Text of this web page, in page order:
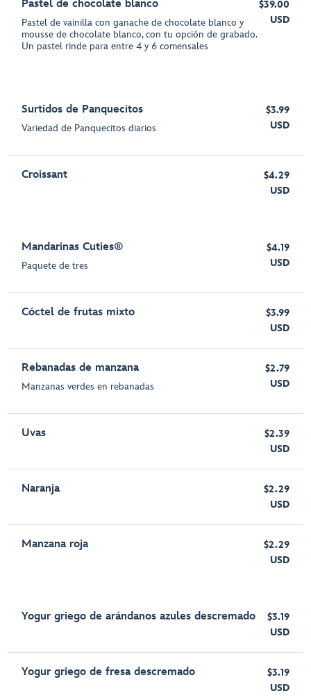
Pastel de chocolate blanco
Pastel de vainilla con ganache de chocolate blanco y
mousse de chocolate blanco, con tu opción de grabado.
Un pastel rinde para entre 4 y 6 comensales
$39.00
USD
Surtidos de Panquecitos
Variedad de Panquecitos diarios
$3.99
USD
Croissant
$4.29
USD
Mandarinas Cuties®
Paquete de tres
$4.19
USD
Cóctel de frutas mixto
$3.99
USD
Rebanadas de manzana
Manzanas verdes en rebanadas
$2.79
USD
Uvas
$2.39
USD
Naranja
$2.29
USD
Manzana roja
$2.29
USD
Yogur griego de arándanos azules descremado
$3.19
USD
Yogur griego de fresa descremado
$3.19
USD